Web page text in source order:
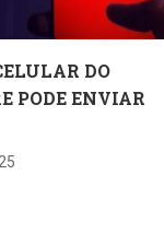
DO
PODE ENVIAR